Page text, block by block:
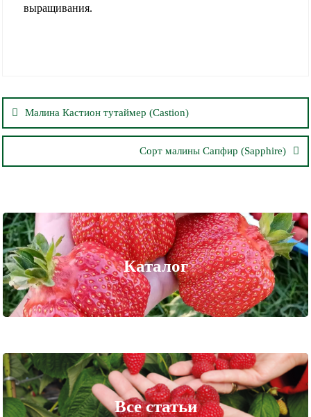
выращивания.
по
записям
Малина Кастион тутаймер (Castion)
Сорт малины Сапфир (Sapphire)
Каталог
Все статьи